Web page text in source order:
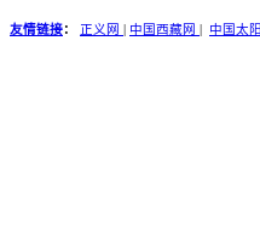
友情链接： 正义网 中国西藏网 中国太